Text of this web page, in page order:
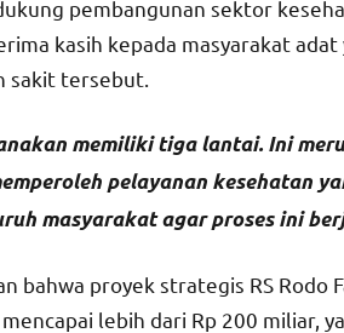
pembangunan sektor
kasih kepada masyarakat
sakit tersebut.
memiliki tiga lantai. Ini
pelayanan kesehatan
masyarakat agar proses ini
bahwa proyek strategis RS Rodo
lebih dari Rp 200 miliar,